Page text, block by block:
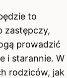
to
zastępczy,
prowadzić
i starannie. W
rodziców, jak